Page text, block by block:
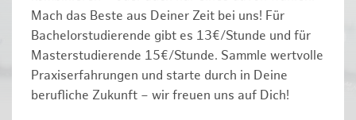
Mach das Beste aus Deiner Zeit bei uns! Für
Bachelorstudierende gibt es 13€/Stunde und für
Masterstudierende 15€/Stunde. Sammle wertvolle
Praxiserfahrungen und starte durch in Deine
berufliche Zukunft – wir freuen uns auf Dich!